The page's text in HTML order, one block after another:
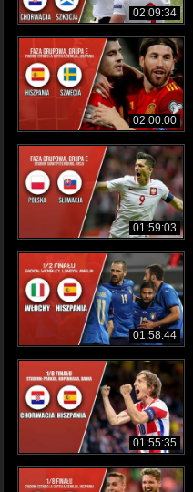
02:09:34
02:00:00
01:59:03
01:58:44
01:55:35